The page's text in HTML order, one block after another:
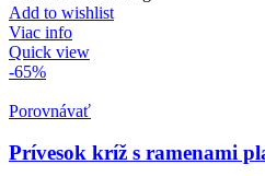
Add to wishlist
Viac info
Quick view
-65%
Porovnávať
Prívesok kríž s ramenami